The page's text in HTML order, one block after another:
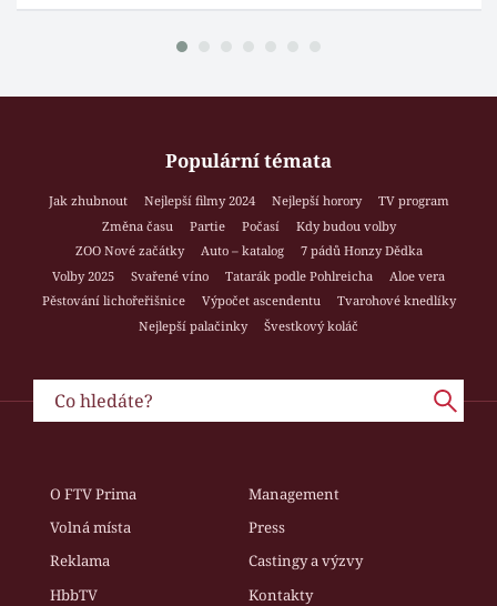
Populární témata
Jak zhubnout Nejlepší filmy 2024 Nejlepší horory
TV program
Změna času
Partie Počasí
Kdy budou volby
ZOO Nové začátky
Auto – katalog
7 pádů Honzy Dědka
Volby 2025
Svařené víno Tatarák podle Pohlreicha
Aloe vera
Pěstování lichořeřišnice
Výpočet ascendentu
Tvarohové knedlíky
Nejlepší palačinky
Švestkový koláč
O FTV Prima
Management
Volná místa
Press
Reklama
Castingy a výzvy
HbbTV
Kontakty